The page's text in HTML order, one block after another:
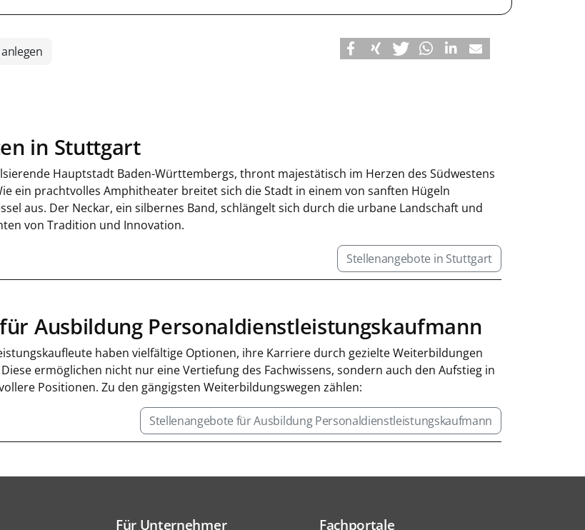
in Stuttgart
Hauptstadt Baden-Württembergs, thront majestätisch im Herzen des Südwestens
ein prachtvolles Amphitheater breitet sich die Stadt in einem von sanften Hügeln
aus. Der Neckar, ein silbernes Band, schlängelt sich durch die urbane Landschaft und
von Tradition und Innovation.
Stellenangebote in Stuttgart
Ausbildung Personaldienstleistungskaufmann
haben vielfältige Optionen, ihre Karriere durch gezielte Weiterbildungen
ermöglichen nicht nur eine Vertiefung des Fachwissens, sondern auch den Aufstieg in
Positionen. Zu den gängigsten Weiterbildungswegen zählen:
Stellenangebote für Ausbildung Personaldienstleistungskaufmann
Für Unternehmer Fachportale